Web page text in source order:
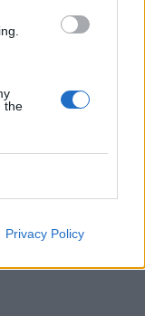
the
Privacy Policy
l’aparcament
per les altes
Cases del Castell
estratègic que
i gairebé